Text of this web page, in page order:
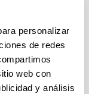
personalizar
de redes
web con
y análisis